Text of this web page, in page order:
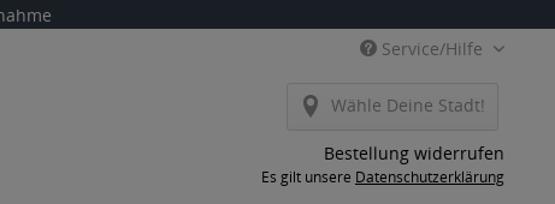
Service/Hilfe
Wähle Deine Stadt!
Bestellung widerrufen
Es gilt unsere Datenschutzerklärung